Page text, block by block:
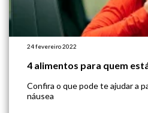
24 fevereiro 2022
4 alimentos para quem
Confira o que pode te ajudar a
náusea